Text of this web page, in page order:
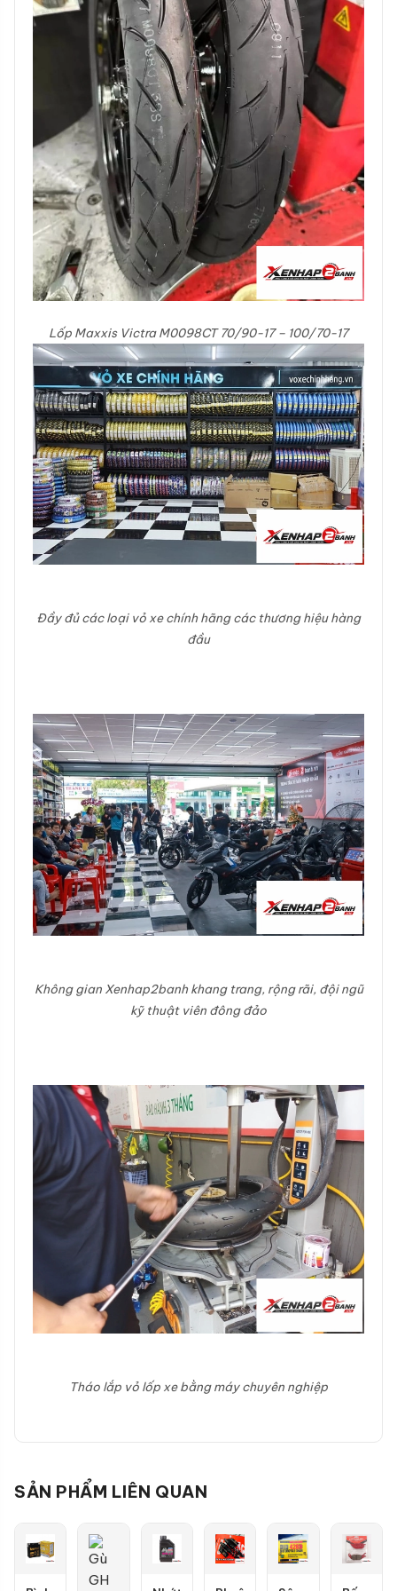
Lốp Maxxis Victra M0098CT 70/90-17 – 100/70-17
Đầy đủ các loại vỏ xe chính hãng các thương hiệu hàng
đầu
Không gian Xenhap2banh khang trang, rộng rãi, đội ngũ
kỹ thuật viên đông đảo
Tháo lắp vỏ lốp xe bằng máy chuyên nghiệp
SẢN PHẨM LIÊN QUAN